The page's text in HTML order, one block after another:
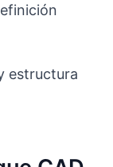
estructura